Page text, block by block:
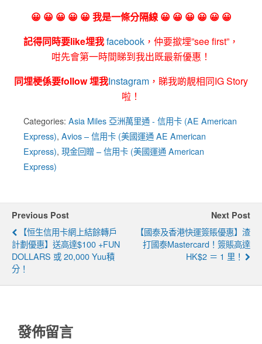
😀 😀 😀 😀 😀 我是一條分隔線 😀 😀 😀 😀 😀 😀
記得同時要like埋我facebook ，仲要撳埋”see first”，
咁先會第一時間睇到我出既最新優惠！
同埋梗係要follow 埋我Instagram ，睇我啲靚相同IG Story
啦！
Categories: Asia Miles 亞洲萬里通 - 信用卡 (AE American
Express), Avios – 信用卡 (美國運通 AE American
Express), 現金回贈 – 信用卡 (美國運通 American
Express)
Previous Post
【恒生信用卡網上結餘轉戶
計劃優惠】送高達$100 +FUN
DOLLARS 或 20,000 Yuu積
分！
Next Post
【國泰及香港快運簽賬優惠】渣
打國泰Mastercard！簽賬高達
HK$2 ＝ 1 里！
發佈留言